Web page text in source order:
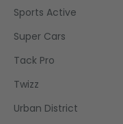
Sports Active
Super Cars
Tack Pro
Twizz
Urban District